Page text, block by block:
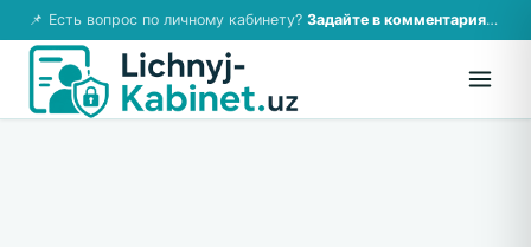
📌 Есть вопрос по личному кабинету? Задайте в комментариях — ответим!